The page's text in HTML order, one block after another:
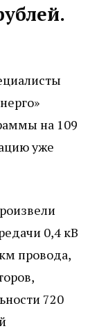
на 109
уже
0,4 кВ
провода,
720